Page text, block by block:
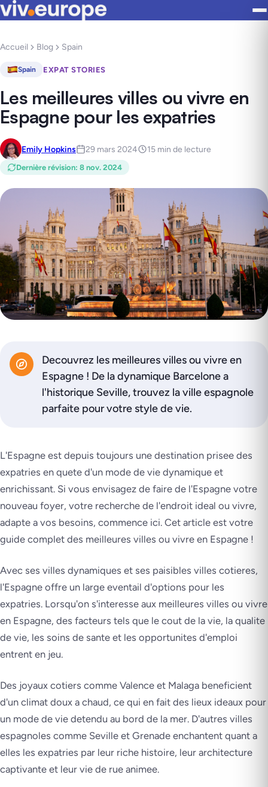
Accueil Blog Spain
Spain EXPAT STORIES
Les meilleures villes ou vivre en
Espagne pour les expatries
Emily Hopkins 29 mars 2024 15 min de lecture
Dernière révision: 8 nov. 2024
Decouvrez les meilleures villes ou vivre en
Espagne ! De la dynamique Barcelone a
l'historique Seville, trouvez la ville espagnole
parfaite pour votre style de vie.
L'Espagne est depuis toujours une destination prisee des
expatries en quete d'un mode de vie dynamique et
enrichissant. Si vous envisagez de faire de l'Espagne votre
nouveau foyer, votre recherche de l'endroit ideal ou vivre,
adapte a vos besoins, commence ici. Cet article est votre
guide complet des meilleures villes ou vivre en Espagne !
Avec ses villes dynamiques et ses paisibles villes cotieres,
l'Espagne offre un large eventail d'options pour les
expatries. Lorsqu'on s'interesse aux meilleures villes ou vivre
en Espagne, des facteurs tels que le cout de la vie, la qualite
de vie, les soins de sante et les opportunites d'emploi
entrent en jeu.
Des joyaux cotiers comme Valence et Malaga beneficient
d'un climat doux a chaud, ce qui en fait des lieux ideaux pour
un mode de vie detendu au bord de la mer. D'autres villes
espagnoles comme Seville et Grenade enchantent quant a
elles les expatries par leur riche histoire, leur architecture
captivante et leur vie de rue animee.